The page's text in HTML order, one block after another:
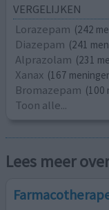
VERGELIJKEN
Lorazepam (242
Diazepam (241
Alprazolam (231
Xanax (167
Bromazepam (100
Toon alle...
Lees meer